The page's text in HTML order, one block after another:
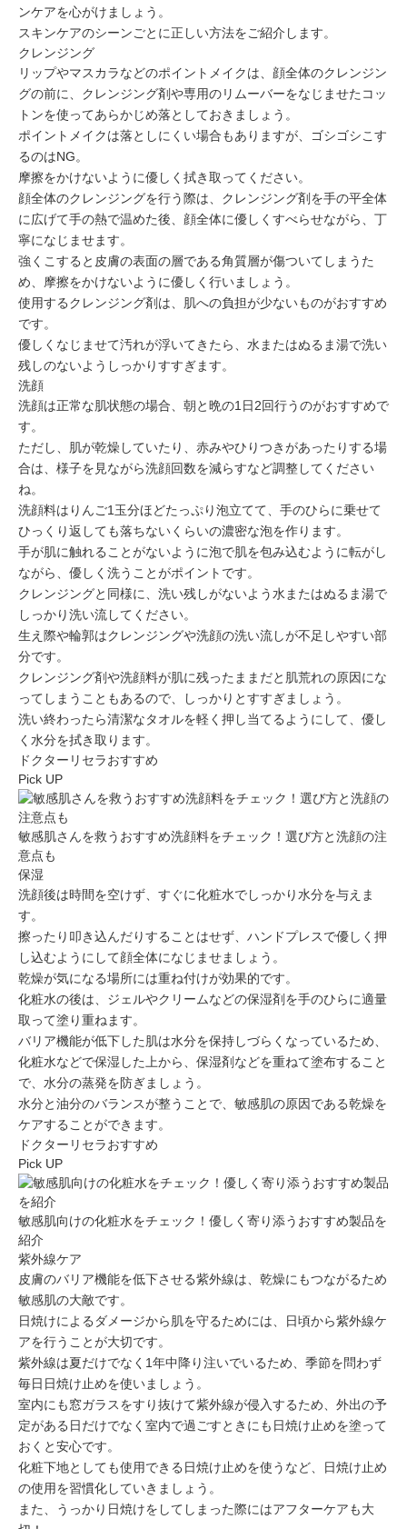
ンケアを心がけましょう。
スキンケアのシーンごとに正しい方法をご紹介します。
クレンジング
リップやマスカラなどのポイントメイクは、顔全体のクレンジン
グの前に、 クレンジング剤や専用のリムーバーをなじませたコッ
トンを使ってあらかじめ落としておきましょう。
ポイントメイクは落としにくい場合もありますが、
ゴシゴシこす
るのはNG。
摩擦をかけないように優しく拭き取ってください。
顔全体のクレンジングを行う際は、クレンジング剤を手の平全体
に広げて手の熱で温めた後、顔全体に優しくすべらせながら、丁
寧になじませます。
強くこすると皮膚の表面の層である角質層が傷ついてしまうた
め、摩擦をかけないように優しく行いましょう。
使用するクレンジング剤は、
肌への負担が少ないものがおすすめ
です。
優しくなじませて汚れが浮いてきたら、水またはぬるま湯で洗い
残しのないようしっかりすすぎます。
洗顔
洗顔は正常な肌状態の場合、朝と晩の1日2回行うのがおすすめで
す。
ただし、肌が乾燥していたり、赤みやひりつきがあったりする場
合は、様子を見ながら洗顔回数を減らすなど調整してください
ね。
洗顔料はりんご1玉分ほどたっぷり泡立てて、手のひらに乗せて
ひっくり返しても落ちないくらいの濃密な泡を作ります。
手が肌に触れることがないように泡で肌を包み込むように転がし
ながら、 優しく洗うことがポイント です。
クレンジングと同様に、洗い残しがないよう水またはぬるま湯で
しっかり洗い流してください。
生え際や輪郭はクレンジングや洗顔の洗い流しが不足しやすい部
分です。
クレンジング剤や洗顔料が肌に残ったままだと 肌荒れの原因にな
ってしまうこともあるので、しっかりとすすぎましょう。
洗い終わったら清潔なタオルを軽く押し当てるようにして、優し
く水分を拭き取ります。
ドクターリセラおすすめ
Pick UP
敏感肌さんを救うおすすめ洗顔料をチェック！選び方と洗顔の注
意点も
保湿
洗顔後は時間を空けず、すぐに化粧水でしっかり水分を与えま
す。
擦ったり叩き込んだりすることはせず、ハンドプレスで優しく押
し込むようにして顔全体になじませましょう。
乾燥が気になる場所には重ね付けが効果的です。
化粧水の後は、ジェルやクリームなどの保湿剤を手のひらに適量
取って塗り重ねます。
バリア機能が低下した肌は水分を保持しづらくなっているため、
化粧水などで保湿した上から、保湿剤などを重ねて塗布すること
で、 水分の蒸発を防ぎましょう 。
水分と油分のバランスが整うことで、 敏感肌の原因である乾燥を
ケアすることができます。
ドクターリセラおすすめ
Pick UP
敏感肌向けの化粧水をチェック！優しく寄り添うおすすめ製品を
紹介
紫外線ケア
皮膚のバリア機能を低下させる紫外線は、乾燥にもつながるため
敏感肌の大敵です。
日焼けによるダメージから肌を守るためには、日頃から紫外線ケ
アを行うことが大切です。
紫外線は夏だけでなく1年中降り注いでいるため、 季節を問わず
毎日日焼け止めを使いましょう 。
室内にも窓ガラスをすり抜けて紫外線が侵入するため、外出の予
定がある日だけでなく室内で過ごすときにも日焼け止めを塗って
おくと安心です。
化粧下地としても使用できる日焼け止めを使うなど、
日焼け止め
の使用を習慣化していきましょう。
また、うっかり日焼けをしてしまった際にはアフターケアも大